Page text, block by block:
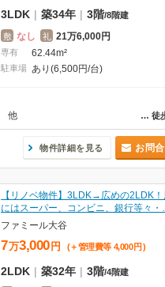
3LDK | 築34年 | 3階/8階建
敷 なし 礼 21万6,000円
専有 62.44m²
駐車場 あり(6,500円/台)
… 徒
他
物件詳細を見る お問
【リノベ物件】3LDK→広めの2LDK
にはスーパー、コンビニ、銀行等々
ファミール大谷
7万3,000 円 (＋管理費等 4,000 円 )
2LDK | 築32年 | 3階/4階建